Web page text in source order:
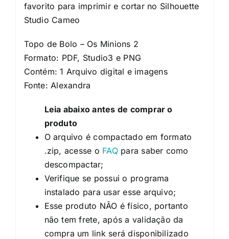
favorito para imprimir e cortar no Silhouette
Studio Cameo
Topo de Bolo – Os Minions 2
Formato: PDF, Studio3 e PNG
Contém: 1 Arquivo digital e imagens
Fonte: Alexandra
Leia abaixo antes de comprar o
produto
O arquivo é compactado em formato
.zip, acesse o FAQpara saber como
descompactar;
Verifique se possui o programa
instalado para usar esse arquivo;
Esse produto NÃO é físico, portanto
não tem frete, após a validação da
compra um link será disponibilizado